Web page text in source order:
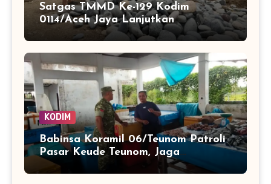
Satgas TMMD Ke-129 Kodim
0114/Aceh Jaya Lanjutkan
Pembuatan Jembatan Kayu 4×6
KODIM
Babinsa Koramil 06/Teunom Patroli
Pasar Keude Teunom, Jaga
Keamanan dan Kenyamanan
Aktivitas Warga